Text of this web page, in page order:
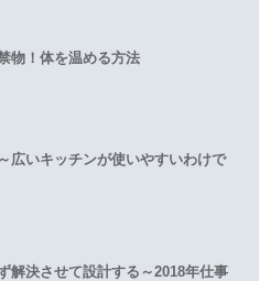
物！体を温める方法
広いキッチンが使いやすいわけで
解決させて設計する～2018年仕事